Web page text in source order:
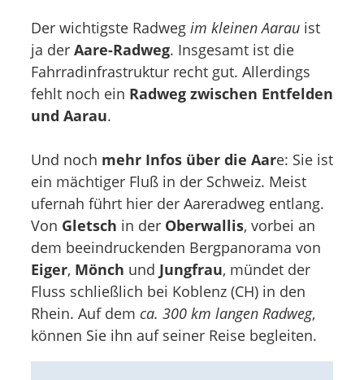
Der wichtigste Radweg im kleinen Aarau ist
ja der Aare-Radweg. Insgesamt ist die
Fahrradinfrastruktur recht gut. Allerdings
fehlt noch ein Radweg zwischen Entfelden
und Aarau.
Und noch mehr Infos über die Aare: Sie ist
ein mächtiger Fluß in der Schweiz. Meist
ufernah führt hier der Aareradweg entlang.
Von Gletsch in der Oberwallis, vorbei an
dem beeindruckenden Bergpanorama von
Eiger, Mönch und Jungfrau, mündet der
Fluss schließlich bei Koblenz (CH) in den
Rhein. Auf dem ca. 300 km langen Radweg,
können Sie ihn auf seiner Reise begleiten.